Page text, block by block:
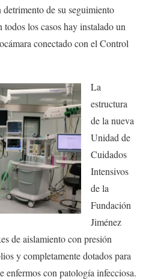
de su seguimiento
los casos hay instalado un
conectado con el Control
La
estructura
de la nueva
Unidad de
Cuidados
Intensivos
de la
Fundación
Jiménez
de aislamiento con presión
y completamente dotados para
enfermos con patología infecciosa.